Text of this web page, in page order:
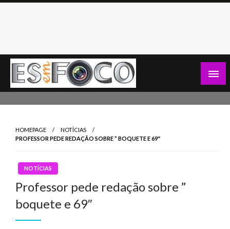
Skip
HOMEPAGE
NOTÍCIAS
PROFESSOR PEDE REDAÇÃO SOBRE ” BOQUETE E 69″
NOTÍCIAS
Professor pede redação sobre ”
boquete e 69″